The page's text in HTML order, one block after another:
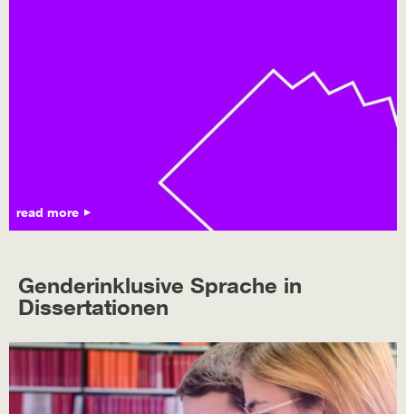
read more
Genderinklusive Sprache in
Dissertationen